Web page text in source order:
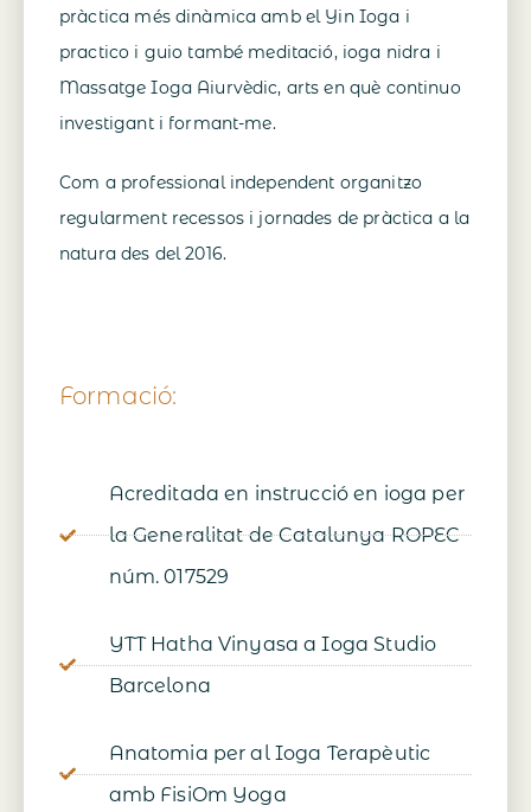
pràctica més dinàmica amb el Yin Ioga i
practico i guio també meditació, ioga nidra i
Massatge Ioga Aiurvèdic, arts en què continuo
investigant i formant-me.
Com a professional independent organitzo
regularment recessos i jornades de pràctica a la
natura des del 2016.
Formació:
Acreditada en instrucció en ioga per
la Generalitat de Catalunya ROPEC
núm. 017529
YTT Hatha Vinyasa a Ioga Studio
Barcelona
Anatomia per al Ioga Terapèutic
amb FisiOm Yoga